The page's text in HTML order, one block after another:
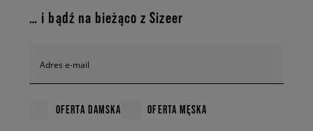
… i bądź na bieżąco z Sizeer
Adres e-mail
OFERTA DAMSKA OFERTA MĘSKA